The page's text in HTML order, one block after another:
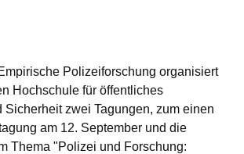
Polizeiforschung organisiert
Hochschule für öffentliches
Sicherheit zwei Tagungen, zum einen
am 12. September und die
Thema "Polizei und Forschung: